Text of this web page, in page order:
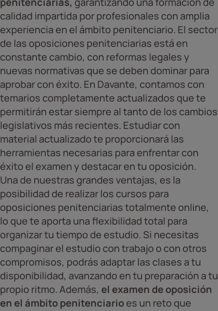
calidad impartida por profesionales con amplia
experiencia en el ámbito penitenciario. El sector
de las oposiciones penitenciarias está en
constante cambio, con reformas legales y
nuevas normativas que se deben dominar para
aprobar con éxito. En Davante, contamos con
temarios completamente actualizados que te
permitirán estar siempre al tanto de los cambios
legislativos más recientes. Estudiar con
material actualizado te proporcionará las
herramientas necesarias para enfrentar con
éxito el examen y destacar en tu oposición.
Una de nuestras grandes ventajas, es la
posibilidad de realizar los cursos para
oposiciones penitenciarias totalmente online,
lo que te aporta una flexibilidad total para
organizar tu tiempo de estudio. Si necesitas
compaginar el estudio con trabajo o con otros
compromisos, podrás adaptar las clases a tu
disponibilidad, avanzando en tu preparación a tu
propio ritmo. Además, el examen de oposición
en el ámbito penitenciarioes un reto que